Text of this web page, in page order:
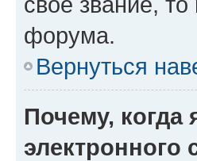
форума.
Вернуться
Почему,
электронного